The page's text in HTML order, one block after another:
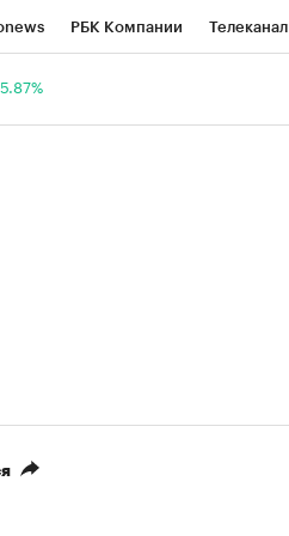
РБК Компании Телеканал
Визионеры